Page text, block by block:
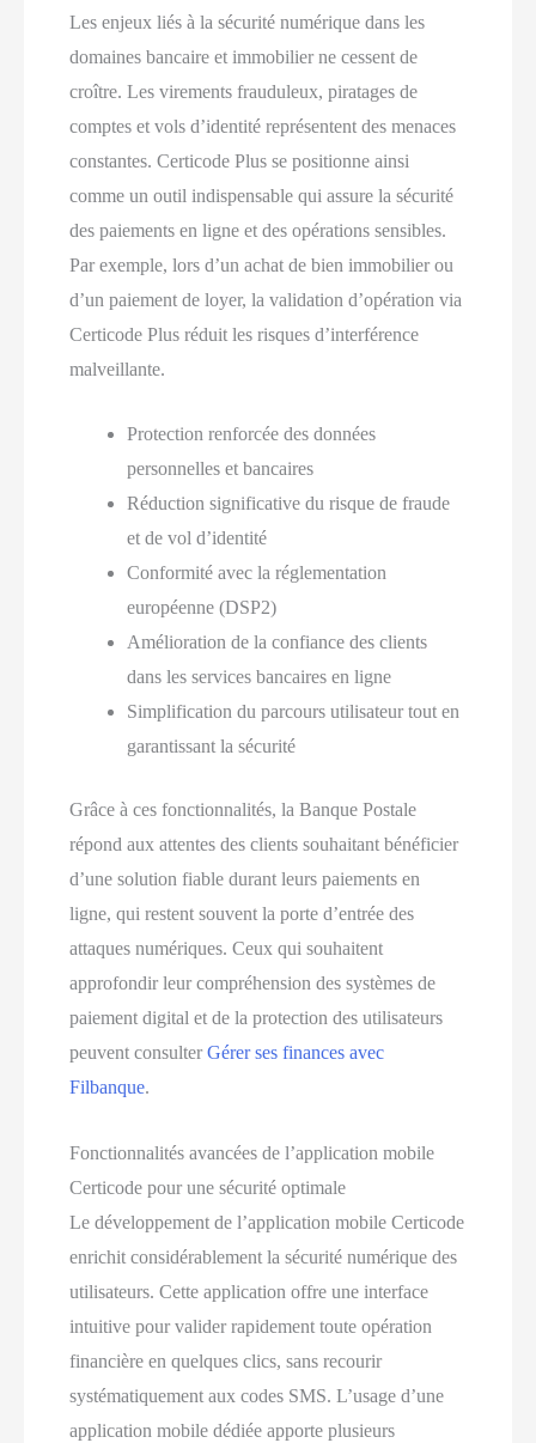
Les enjeux liés à la sécurité numérique dans les
domaines bancaire et immobilier ne cessent de
croître. Les virements frauduleux, piratages de
comptes et vols d’identité représentent des menaces
constantes. Certicode Plus se positionne ainsi
comme un outil indispensable qui assure la sécurité
des paiements en ligne et des opérations sensibles.
Par exemple, lors d’un achat de bien immobilier ou
d’un paiement de loyer, la validation d’opération via
Certicode Plus réduit les risques d’interférence
malveillante.
Protection renforcée des données
personnelles et bancaires
Réduction significative du risque de fraude
et de vol d’identité
Conformité avec la réglementation
européenne (DSP2)
Amélioration de la confiance des clients
dans les services bancaires en ligne
Simplification du parcours utilisateur tout en
garantissant la sécurité
Grâce à ces fonctionnalités, la Banque Postale
répond aux attentes des clients souhaitant bénéficier
d’une solution fiable durant leurs paiements en
ligne, qui restent souvent la porte d’entrée des
attaques numériques. Ceux qui souhaitent
approfondir leur compréhension des systèmes de
paiement digital et de la protection des utilisateurs
peuvent consulterGérer ses finances avec
Filbanque.
Fonctionnalités avancées de l’application mobile
Certicode pour une sécurité optimale
Le développement de l’application mobile Certicode
enrichit considérablement la sécurité numérique des
utilisateurs. Cette application offre une interface
intuitive pour valider rapidement toute opération
financière en quelques clics, sans recourir
systématiquement aux codes SMS. L’usage d’une
application mobile dédiée apporte plusieurs